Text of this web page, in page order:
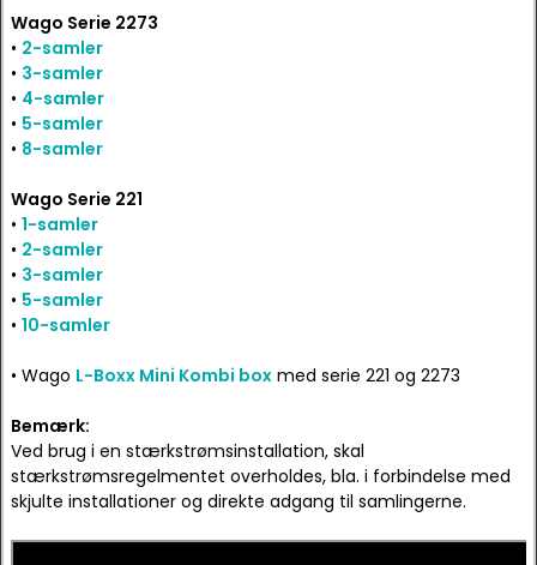
Wago Serie 2273
• 2-samler
• 3-samler
• 4-samler
• 5-samler
• 8-samler
Wago Serie 221
• 1-samler
• 2-samler
• 3-samler
• 5-samler
• 10-samler
• Wago L-Boxx Mini Kombi box med serie 221 og 2273
Bemærk:
Ved brug i en stærkstrømsinstallation, skal
stærkstrømsregelmentet overholdes, bla. i forbindelse med
skjulte installationer og direkte adgang til samlingerne.